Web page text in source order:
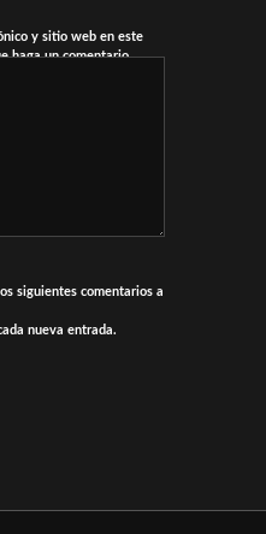
y sitio web en este
haga un comentario.
siguientes comentarios a
nueva entrada.